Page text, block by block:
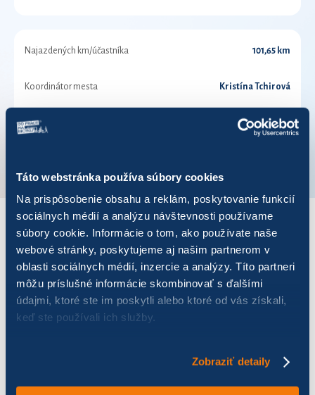
Táto webstránka používa súbory cookies
Na prispôsobenie obsahu a reklám, poskytovanie funkcií
sociálnych médií a analýzu návštevnosti používame
súbory cookie. Informácie o tom, ako používate naše
webové stránky, poskytujeme aj našim partnerom v
oblasti sociálnych médií, inzercie a analýzy. Títo partneri
môžu príslušné informácie skombinovať s ďalšími
údajmi, ktoré ste im poskytli alebo ktoré od vás získali,
keď ste používali ich služby.
Zobraziť detaily
Najazdených km/účastníka 101,65 km
Koordinátor mesta Kristína Tchirová
Telefónne číslo +421905166428
VÝSLEDKY PRE ROK 2021
Zobraziť výsledkov
Najazdených km